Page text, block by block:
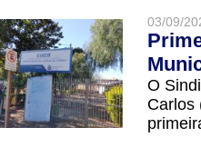
03/09/
O
Carlos